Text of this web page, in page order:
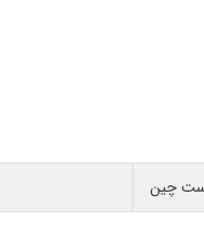
چین